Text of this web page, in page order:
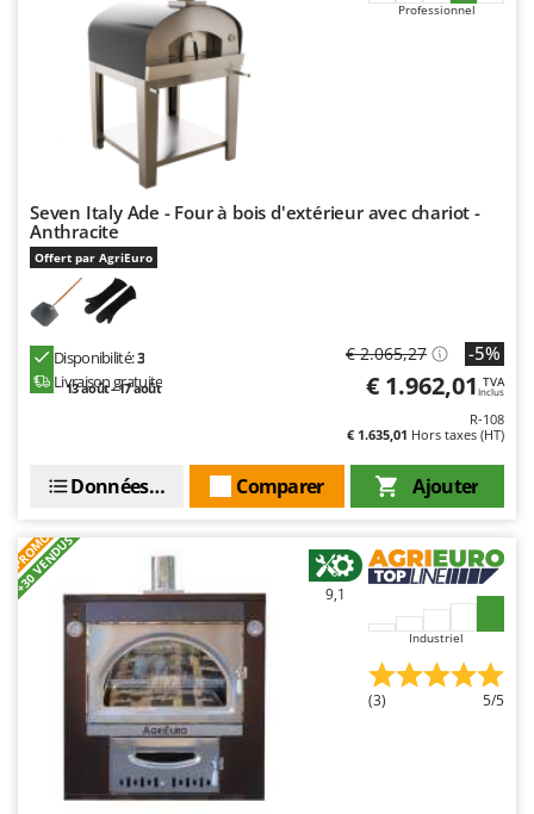
Troy-Bilt
Udor
Unger
Verdemax
Vesco
Volpi
W
Waldner
Weber
WIDU
Wolf Garten
Worx
Y Yard Force
Zanon
Zephir
ZGrills
Zodiac
Professionnel
Seven Italy Ade - Four à bois d'extérieur avec chariot -
Anthracite
Offert par AgriEuro
Disponibilité:3
Livraison gratuite
13 août - 17 août
€ 2.065,27 -5%
€ 1.962,01 TVA
Inclus
R-108
€ 1.635,01 Hors taxes (HT)
Ajouter
Comparer
Données techniques
PROMO
+30 VENDUS 9,1
Industriel
(3) 5/5